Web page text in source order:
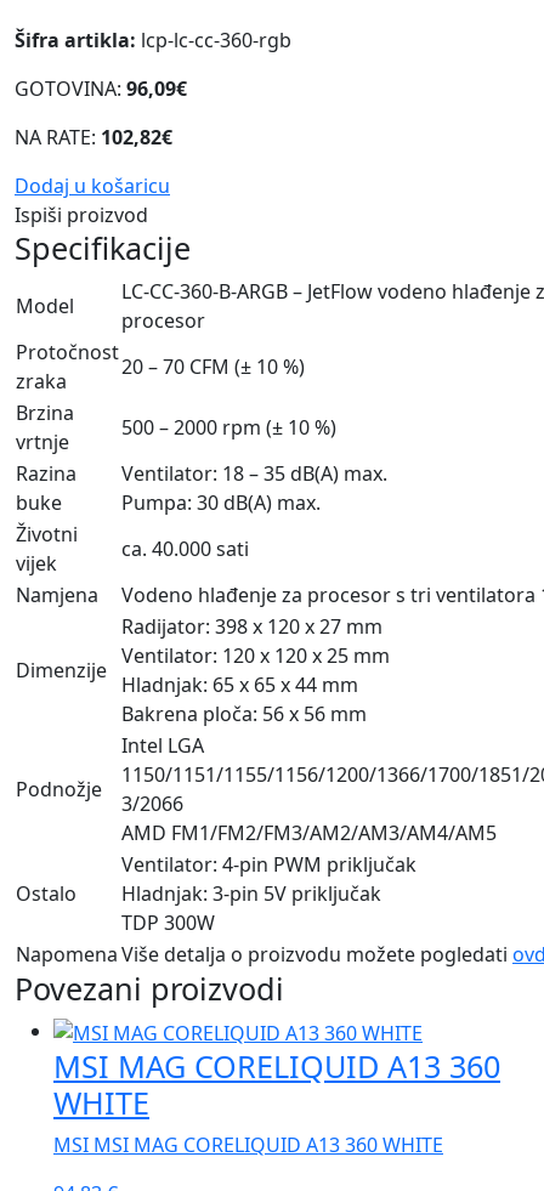
Šifra artikla: lcp-lc-cc-360-rgb
GOTOVINA: 96,09€
NA RATE: 102,82€
Dodaj u košaricu
Ispiši proizvod
Specifikacije
Model
LC-CC-360-B-ARGB – JetFlow vodeno hlađenje
procesor
Protočnost
zraka
20 – 70 CFM (± 10 %)
Brzina
vrtnje
500 – 2000 rpm (± 10 %)
Razina
buke
Ventilator: 18 – 35 dB(A) max.
Pumpa: 30 dB(A) max.
Životni
vijek
ca. 40.000 sati
Namjena
Vodeno hlađenje za procesor s tri ventilatora
Dimenzije
Radijator: 398 x 120 x 27 mm
Ventilator: 120 x 120 x 25 mm
Hladnjak: 65 x 65 x 44 mm
Bakrena ploča: 56 x 56 mm
Podnožje
Intel LGA
1150/1151/1155/1156/1200/1366/1700/1851/
3/2066
AMD FM1/FM2/FM3/AM2/AM3/AM4/AM5
Ostalo
Ventilator: 4-pin PWM priključak
Hladnjak: 3-pin 5V priključak
TDP 300W
NapomenaViše detalja o proizvodu možete pogledati
Povezani proizvodi
MSI MAG CORELIQUID A13 360
WHITE
MSI MSI MAG CORELIQUID A13 360 WHITE